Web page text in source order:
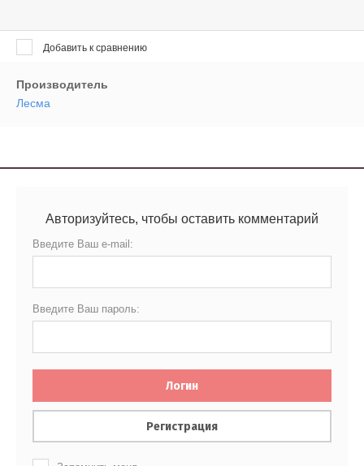
Добавить к сравнению
Производитель
Лесма
Авторизуйтесь, чтобы оставить комментарий
Введите Ваш e-mail:
Введите Ваш пароль:
Логин
Регистрация